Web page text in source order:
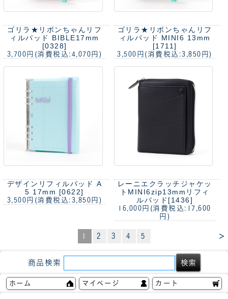
ゴリラ★リボンちゃんリフ
ィルパッド BIBLE17mm
[0328]
3,700円 (消費税込:4,070円)
ゴリラ★リボンちゃんリフ
ィルパッド MINI6 13mm
[1711]
3,500円 (消費税込:3,850円)
デザインリフィルパッド A
5 17mm [0622]
3,500円 (消費税込:3,850円)
レーニエクラッチジャケッ
トMINI6zip13mmリフィ
ルパッド[1436]
16,000円 (消費税込:17,600
円)
>
1 2 3 4 5
商品検索
ホーム マイページ カート